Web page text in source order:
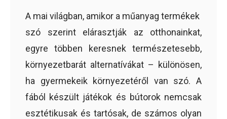
A mai világban, amikor a műanyag termékek
szó szerint elárasztják az otthonainkat,
egyre többen keresnek természetesebb,
környezetbarát alternatívákat – különösen,
ha gyermekeik környezetéről van szó. A
fából készült játékok és bútorok nemcsak
esztétikusak és tartósak, de számos olyan